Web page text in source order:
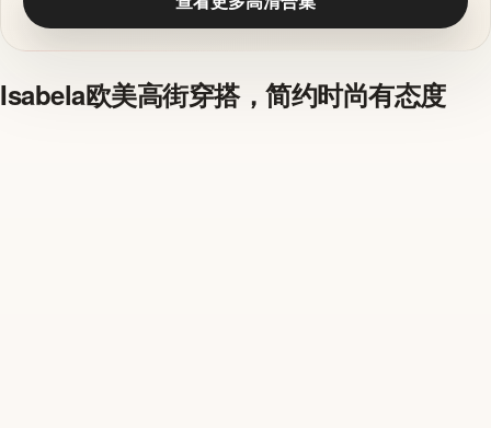
Isabela欧美高街穿搭，简约时尚有态度